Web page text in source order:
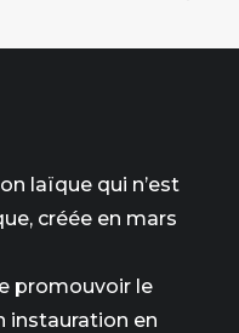
laïque qui n’est
créée en mars
promouvoir le
instauration en